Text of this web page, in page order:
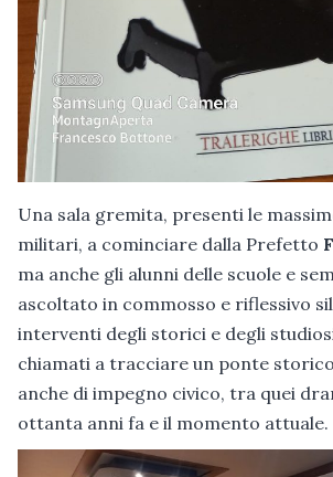
Una sala gremita, presenti le
militari, a cominciare dalla Prefetto
ma anche gli alunni delle scuole e
ascoltato in commosso e riflessivo
interventi degli storici e degli
chiamati a tracciare un ponte
anche di impegno civico, tra quei
ottanta anni fa e il momento attuale.